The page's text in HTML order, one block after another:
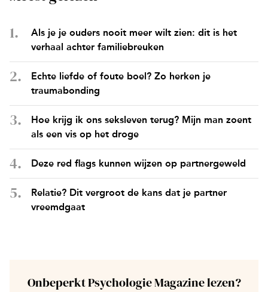
Als je je ouders nooit meer wilt zien: dit is het
verhaal achter familiebreuken
Echte liefde of foute boel? Zo herken je
traumabonding
Hoe krijg ik ons seksleven terug? Mijn man zoent
als een vis op het droge
Deze red flags kunnen wijzen op partnergeweld
Relatie? Dit vergroot de kans dat je partner
vreemdgaat
Onbeperkt Psychologie Magazine lezen?